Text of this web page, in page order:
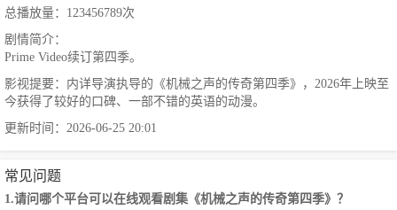
总播放量：123456789次
剧情简介：
Prime Video续订第四季。
影视提要：内详导演执导的《机械之声的传奇第四季》，2026年上映至
今获得了较好的口碑、一部不错的英语的动漫。
更新时间：2026-06-25 20:01
常见问题
1.请问哪个平台可以在线观看剧集《机械之声的传奇第四季》？